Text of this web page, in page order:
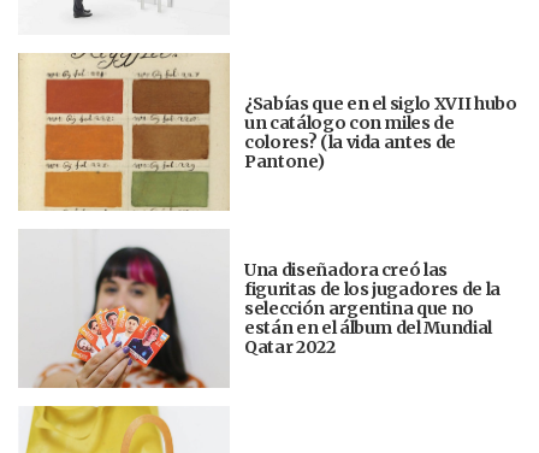
¿Sabías que en el siglo XVII hubo
un catálogo con miles de
colores? (la vida antes de
Pantone)
Una diseñadora creó las
figuritas de los jugadores de la
selección argentina que no
están en el álbum del Mundial
Qatar 2022